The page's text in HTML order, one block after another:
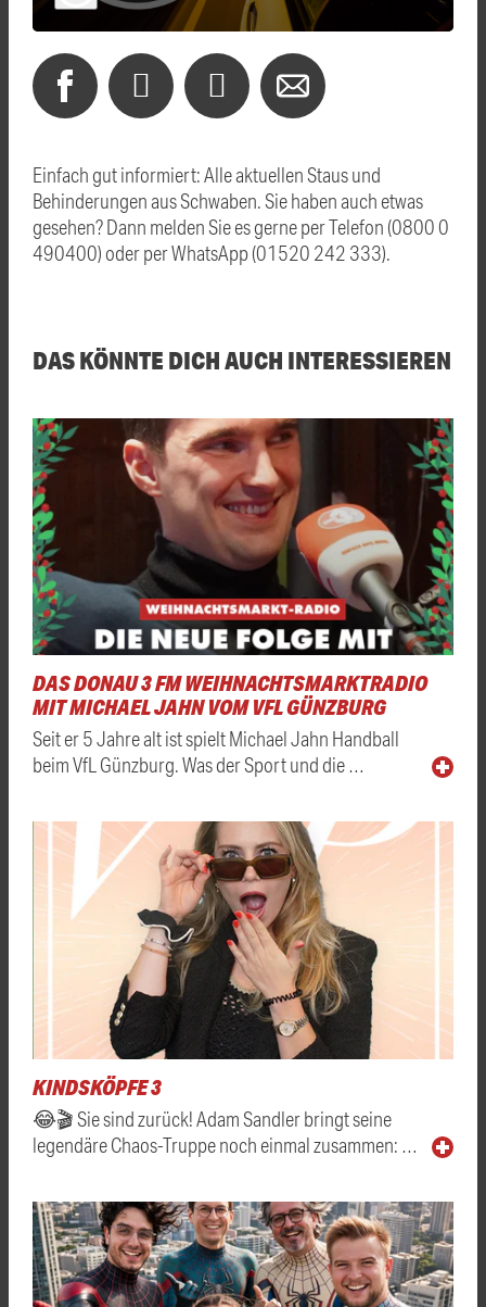
Einfach gut informiert: Alle aktuellen Staus und
Behinderungen aus Schwaben. Sie haben auch etwas
gesehen? Dann melden Sie es gerne per Telefon (0800 0
490400) oder per WhatsApp (01520 242 333).
DAS KÖNNTE DICH AUCH INTERESSIEREN
DAS DONAU 3 FM WEIHNACHTSMARKTRADIO
MIT MICHAEL JAHN VOM VFL GÜNZBURG
Seit er 5 Jahre alt ist spielt Michael Jahn Handball
beim VfL Günzburg. Was der Sport und die …
KINDSKÖPFE 3
😂🎬 Sie sind zurück! Adam Sandler bringt seine
legendäre Chaos-Truppe noch einmal zusammen: …